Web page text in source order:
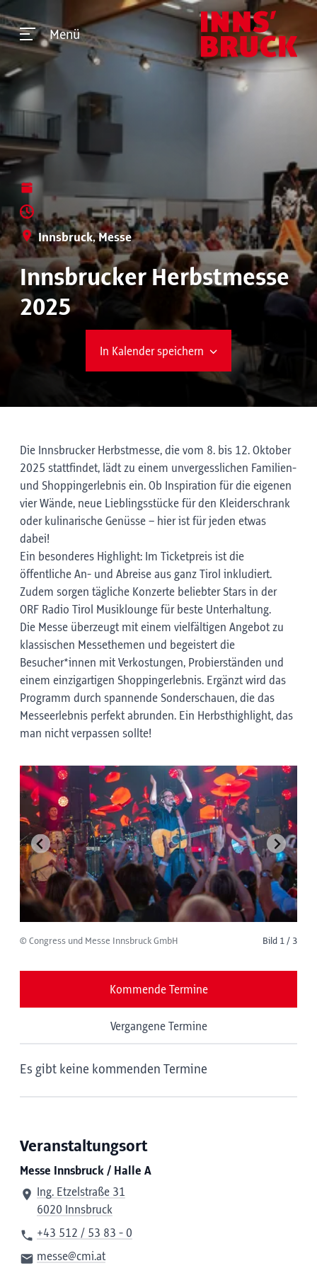
Menü
Innsbruck, Messe
Innsbrucker Herbstmesse
2025
In Kalender speichern
Die Innsbrucker Herbstmesse, die vom 8. bis 12. Oktober
2025 stattfindet, lädt zu einem unvergesslichen Familien-
und Shoppingerlebnis ein. Ob Inspiration für die eigenen
vier Wände, neue Lieblingsstücke für den Kleiderschrank
oder kulinarische Genüsse – hier ist für jeden etwas
dabei!
Ein besonderes Highlight: Im Ticketpreis ist die
öffentliche An- und Abreise aus ganz Tirol inkludiert.
Zudem sorgen tägliche Konzerte beliebter Stars in der
ORF Radio Tirol Musiklounge für beste Unterhaltung.
Die Messe überzeugt mit einem vielfältigen Angebot zu
klassischen Messethemen und begeistert die
Besucher*innen mit Verkostungen, Probierständen und
einem einzigartigen Shoppingerlebnis. Ergänzt wird das
Programm durch spannende Sonderschauen, die das
Messeerlebnis perfekt abrunden. Ein Herbsthighlight, das
man nicht verpassen sollte!
© Congress und Messe Innsbruck GmbH Bild 1 / 3
Kommende Termine
Vergangene Termine
Es gibt keine kommenden Termine
Veranstaltungsort
Messe Innsbruck / Halle A
Ing. Etzelstraße 31
6020 Innsbruck
+43 512 / 53 83 - 0
messe@cmi.at